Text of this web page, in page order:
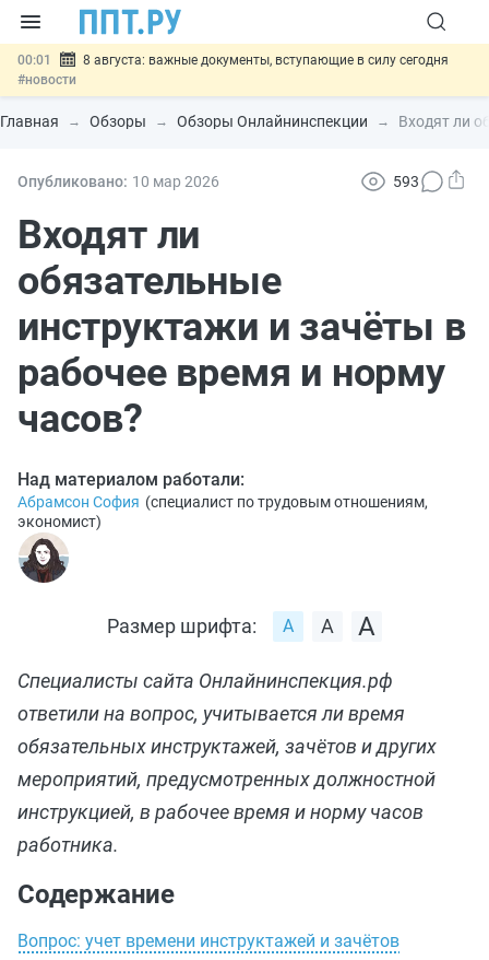
00:01
8 августа: важные документы, вступающие в силу сегодня
#новости
07.08 Подписан закон о блокировке продажи опасных товаров через
«Честный знак»#новости
07.08 Госпошлину за устранение ошибок в документах предлагают
07.08
отношений #новости
Главная Обзоры Обзоры Онлайнинспекции Входят ли
Опубликовано: 10 мар 2026 593
Входят ли
обязательные
инструктажи и зачёты в
рабочее время и норму
часов?
Над материалом работали:
Абрамсон София (специалист по трудовым отношениям,
экономист)
Размер шрифта:
Специалисты сайта Онлайнинспекция.рф
ответили на вопрос, учитывается ли время
обязательных инструктажей, зачётов и других
мероприятий, предусмотренных должностной
инструкцией, в рабочее время и норму часов
работника.
Содержание
Вопрос: учет времени инструктажей и зачётов